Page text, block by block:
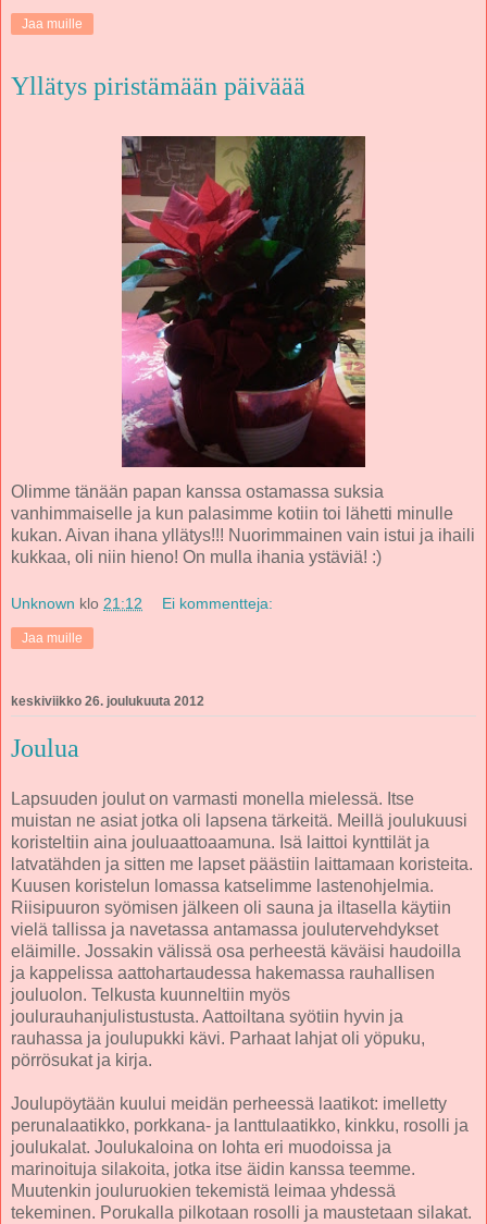
Jaa muille
Yllätys piristämään päiväää
Olimme tänään papan kanssa ostamassa suksia
vanhimmaiselle ja kun palasimme kotiin toi lähetti minulle
kukan. Aivan ihana yllätys!!! Nuorimmainen vain istui ja ihaili
kukkaa, oli niin hieno! On mulla ihania ystäviä! :)
Unknown klo 21:12 Ei kommentteja:
Jaa muille
keskiviikko 26. joulukuuta 2012
Joulua
Lapsuuden joulut on varmasti monella mielessä. Itse
muistan ne asiat jotka oli lapsena tärkeitä. Meillä joulukuusi
koristeltiin aina jouluaattoaamuna. Isä laittoi kynttilät ja
latvatähden ja sitten me lapset päästiin laittamaan koristeita.
Kuusen koristelun lomassa katselimme lastenohjelmia.
Riisipuuron syömisen jälkeen oli sauna ja iltasella käytiin
vielä tallissa ja navetassa antamassa joulutervehdykset
eläimille. Jossakin välissä osa perheestä käväisi haudoilla
ja kappelissa aattohartaudessa hakemassa rauhallisen
jouluolon. Telkusta kuunneltiin myös
joulurauhanjulistustusta. Aattoiltana syötiin hyvin ja
rauhassa ja joulupukki kävi. Parhaat lahjat oli yöpuku,
pörrösukat ja kirja.
Joulupöytään kuului meidän perheessä laatikot: imelletty
perunalaatikko, porkkana- ja lanttulaatikko, kinkku, rosolli ja
joulukalat. Joulukaloina on lohta eri muodoissa ja
marinoituja silakoita, jotka itse äidin kanssa teemme.
Muutenkin jouluruokien tekemistä leimaa yhdessä
tekeminen. Porukalla pilkotaan rosolli ja maustetaan silakat.